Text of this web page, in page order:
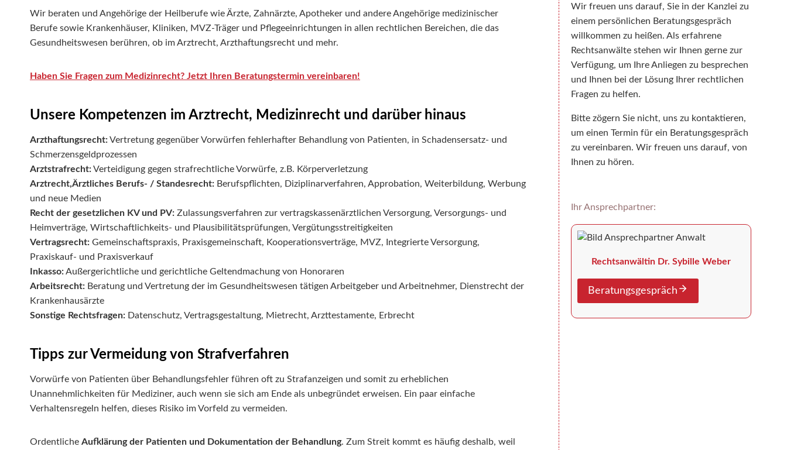
Wir beraten und Angehörige der Heilberufe wie Ärzte, Zahnärzte, Apotheker und andere Angehörige medizinischer
Berufe sowie Krankenhäuser, Kliniken, MVZ-Träger und Pflegeeinrichtungen in allen rechtlichen Bereichen, die das
Gesundheitswesen berühren, ob im Arztrecht, Arzthaftungsrecht und mehr.
Haben Sie Fragen zum Medizinrecht? Jetzt Ihren Beratungstermin vereinbaren!
Unsere Kompetenzen im Arztrecht, Medizinrecht und darüber hinaus
Arzthaftungsrecht:Vertretung gegenüber Vorwürfen fehlerhafter Behandlung von Patienten, in Schadensersatz- und
Schmerzensgeldprozessen
Arztstrafrecht:Verteidigung gegen strafrechtliche Vorwürfe, z.B. Körperverletzung
Arztrecht,Ärztliches Berufs- / Standesrecht: Berufspflichten, Diziplinarverfahren, Approbation, Weiterbildung, Werbung
und neue Medien
Recht der gesetzlichen KV und PV: Zulassungsverfahren zur vertragskassenärztlichen Versorgung, Versorgungs- und
Heimverträge, Wirtschaftlichkeits- und Plausibilitätsprüfungen, Vergütungsstreitigkeiten
Vertragsrecht: Gemeinschaftspraxis, Praxisgemeinschaft, Kooperationsverträge, MVZ, Integrierte Versorgung,
Praxiskauf- und Praxisverkauf
Inkasso:Außergerichtliche und gerichtliche Geltendmachung von Honoraren
Arbeitsrecht: Beratung und Vertretung der im Gesundheitswesen tätigen Arbeitgeber und Arbeitnehmer, Dienstrecht der
Krankenhausärzte
Sonstige Rechtsfragen: Datenschutz, Vertragsgestaltung, Mietrecht, Arzttestamente, Erbrecht
Tipps zur Vermeidung von Strafverfahren
Vorwürfe von Patienten über Behandlungsfehler führen oft zu Strafanzeigen und somit zu erheblichen
Unannehmlichkeiten für Mediziner, auch wenn sie sich am Ende als unbegründet erweisen. Ein paar einfache
Verhaltensregeln helfen, dieses Risiko im Vorfeld zu vermeiden.
Ordentliche Aufklärung der Patienten und Dokumentation der Behandlung. Zum Streit kommt es häufig deshalb, weil
Wir freuen uns darauf, Sie in der Kanzlei zu
einem persönlichen Beratungsgespräch
willkommen zu heißen. Als erfahrene
Rechtsanwälte stehen wir Ihnen gerne zur
Verfügung, um Ihre Anliegen zu besprechen
und Ihnen bei der Lösung Ihrer rechtlichen
Fragen zu helfen.
Bitte zögern Sie nicht, uns zu kontaktieren,
um einen Termin für ein Beratungsgespräch
zu vereinbaren. Wir freuen uns darauf, von
Ihnen zu hören.
Ihr Ansprechpartner:
Rechtsanwältin Dr. Sybille Weber
Beratungsgespräch